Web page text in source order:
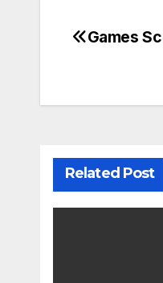
Post
Games
Related Post